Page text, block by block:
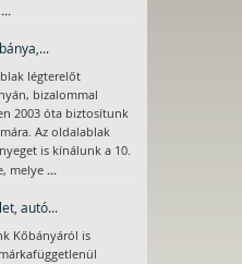
...
légterelőt
bizalommal
2003 óta biztosítunk
Az oldalablak
is kínálunk a 10.
melye ...
autó...
Kőbányáról is